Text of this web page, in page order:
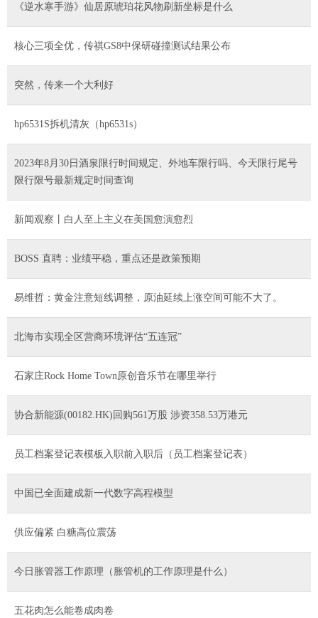
《逆水寒手游》仙居原琥珀花风物刷新坐标是什么
核心三项全优，传祺GS8中保研碰撞测试结果公布
突然，传来一个大利好
hp6531S拆机清灰（hp6531s）
2023年8月30日酒泉限行时间规定、外地车限行吗、今天限行尾号
限行限号最新规定时间查询
新闻观察丨白人至上主义在美国愈演愈烈
BOSS 直聘：业绩平稳，重点还是政策预期
易维哲：黄金注意短线调整，原油延续上涨空间可能不大了。
北海市实现全区营商环境评估“五连冠”
石家庄Rock Home Town原创音乐节在哪里举行
协合新能源(00182.HK)回购561万股 涉资358.53万港元
员工档案登记表模板入职前入职后（员工档案登记表）
中国已全面建成新一代数字高程模型
供应偏紧 白糖高位震荡
今日胀管器工作原理（胀管机的工作原理是什么）
五花肉怎么能卷成肉卷